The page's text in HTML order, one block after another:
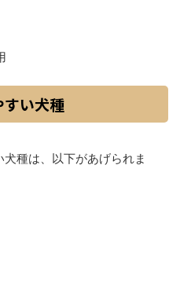
い犬種
種は、以下があげられま